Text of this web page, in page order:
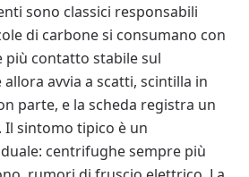
sono classici responsabili
di carbone si consumano con
più contatto stabile sul
avvia a scatti, scintilla in
parte, e la scheda registra un
sintomo tipico è un
centrifughe sempre più